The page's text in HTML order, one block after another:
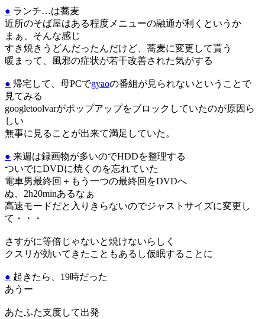
● ランチ…は蕎麦
近所のそば屋はある程度メニューの融通が利くというか
まぁ、そんな感じ
すき焼きうどんだったんだけど、蕎麦に変更して貰う
暖まって、風邪の症状が若干改善された気がする
● 帰宅して、母PCでgyaoの番組が見られないということで
見てみる
googletoolvarがポップアップをブロックしていたのが原因ら
しい
無事に見ることが出来て満足していた。
● 来週は録画物が多いのでHDDを整理する
ついでにDVDに焼くのを忘れていた
電車男最終回＋もう一つの最終回をDVDへ
ぬ、2h20minあるなぁ
高速モードだと入りきらないのでジャストサイズに変更し
て・・・
さすがに等倍じゃないと焼けないらしく
クスリが効いてきたこともあるし仮眠することに
● 起きたら、19時だった
あうー
あたふた支度して出発